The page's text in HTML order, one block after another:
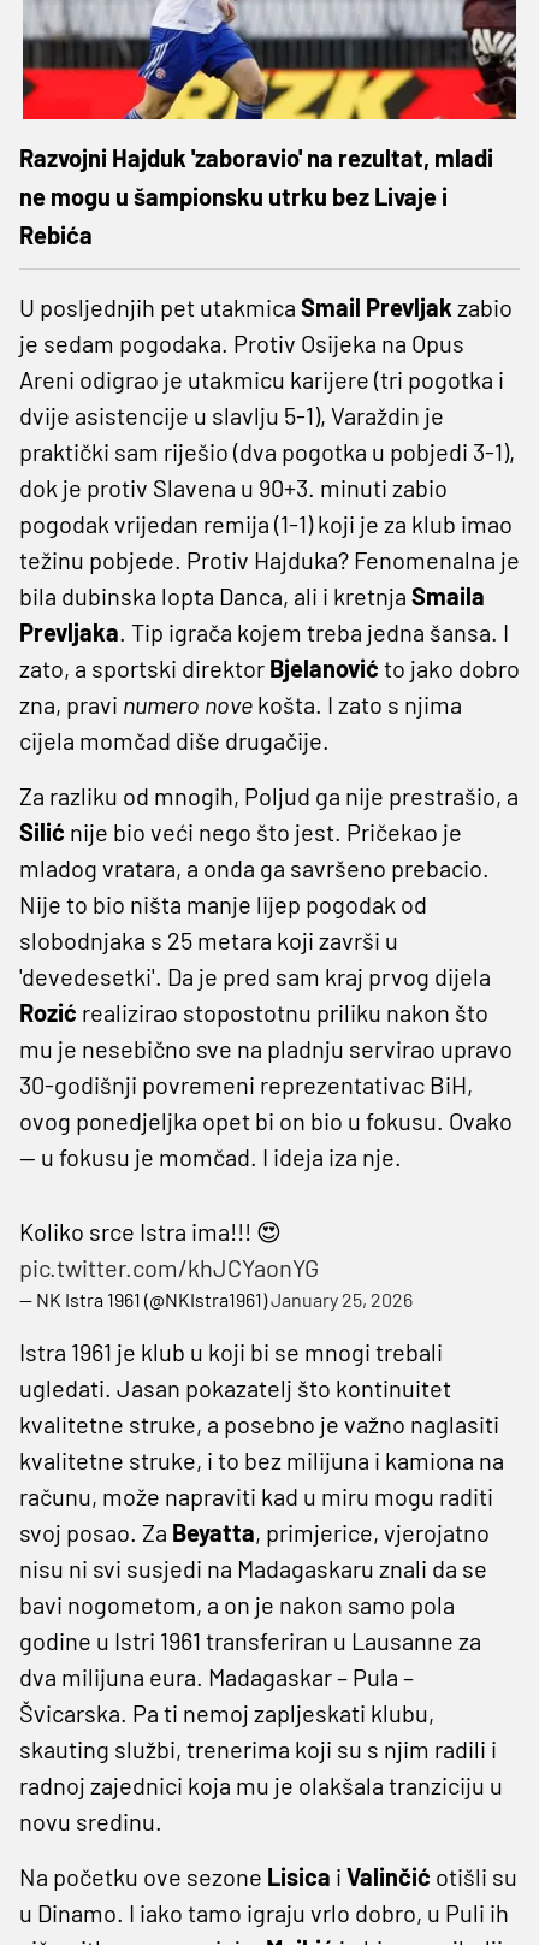
Razvojni Hajduk 'zaboravio' na rezultat, mladi
ne mogu u šampionsku utrku bez Livaje i
Rebića
U posljednjih pet utakmica Smail Prevljak zabio
je sedam pogodaka. Protiv Osijeka na Opus
Areni odigrao je utakmicu karijere (tri pogotka i
dvije asistencije u slavlju 5-1), Varaždin je
praktički sam riješio (dva pogotka u pobjedi 3-1),
dok je protiv Slavena u 90+3. minuti zabio
pogodak vrijedan remija (1-1) koji je za klub imao
težinu pobjede. Protiv Hajduka? Fenomenalna je
bila dubinska lopta Danca, ali i kretnja Smaila
Prevljaka. Tip igrača kojem treba jedna šansa. I
zato, a sportski direktor Bjelanović to jako dobro
zna, pravi numero nove košta. I zato s njima
cijela momčad diše drugačije.
Za razliku od mnogih, Poljud ga nije prestrašio, a
Silić nije bio veći nego što jest. Pričekao je
mladog vratara, a onda ga savršeno prebacio.
Nije to bio ništa manje lijep pogodak od
slobodnjaka s 25 metara koji završi u
'devedesetki'. Da je pred sam kraj prvog dijela
Rozić realizirao stopostotnu priliku nakon što
mu je nesebično sve na pladnju servirao upravo
30-godišnji povremeni reprezentativac BiH,
ovog ponedjeljka opet bi on bio u fokusu. Ovako
— u fokusu je momčad. I ideja iza nje.
Koliko srce Istra ima!!! 😍
pic.twitter.com/khJCYaonYG
— NK Istra 1961 (@NKIstra1961)January 25, 2026
Istra 1961 je klub u koji bi se mnogi trebali
ugledati. Jasan pokazatelj što kontinuitet
kvalitetne struke, a posebno je važno naglasiti
kvalitetne struke, i to bez milijuna i kamiona na
računu, može napraviti kad u miru mogu raditi
svoj posao. Za Beyatta, primjerice, vjerojatno
nisu ni svi susjedi na Madagaskaru znali da se
bavi nogometom, a on je nakon samo pola
godine u Istri 1961 transferiran u Lausanne za
dva milijuna eura. Madagaskar – Pula –
Švicarska. Pa ti nemoj zapljeskati klubu,
skauting službi, trenerima koji su s njim radili i
radnoj zajednici koja mu je olakšala tranziciju u
novu sredinu.
Na početku ove sezone Lisica i Valinčić otišli su
u Dinamo. I iako tamo igraju vrlo dobro, u Puli ih